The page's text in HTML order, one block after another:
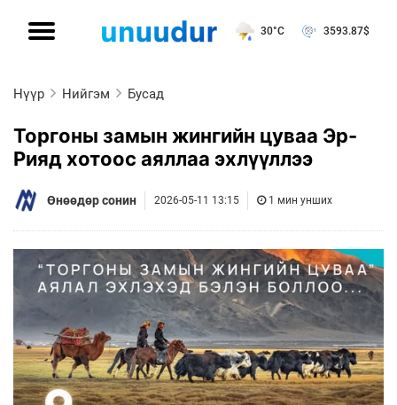
30°C 3593.87$
Нүүр Нийгэм Бусад
Торгоны замын жингийн цуваа Эр-
Рияд хотоос аяллаа эхлүүллээ
Өнөөдөр сонин 2026-05-11 13:15 1 мин унших